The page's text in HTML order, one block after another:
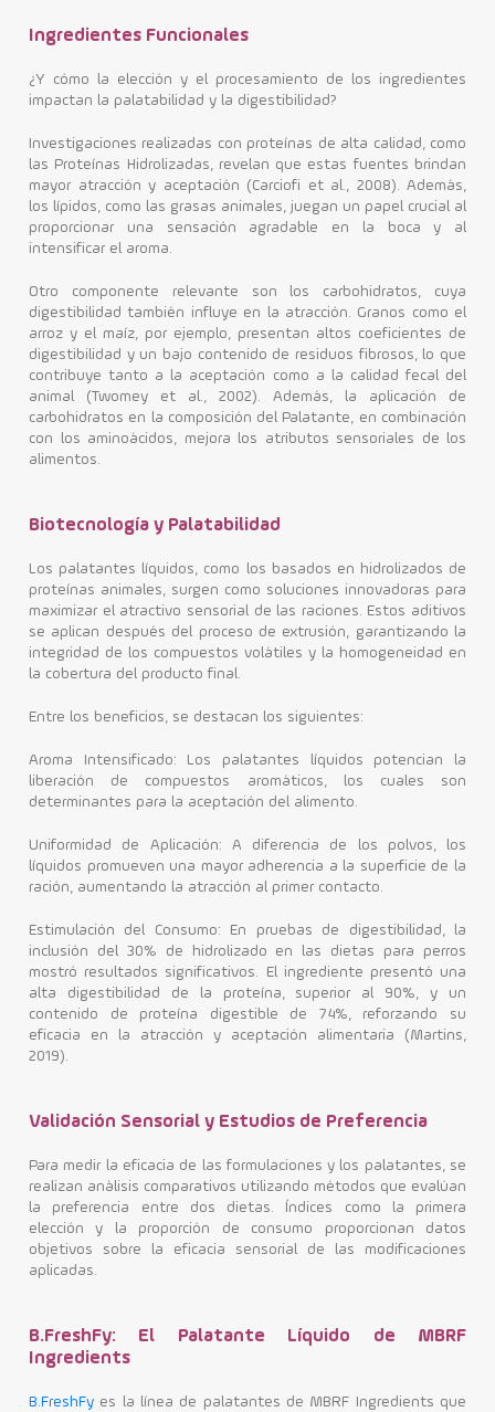
Ingredientes Funcionales
¿Y cómo la elección y el procesamiento de los ingredientes
impactan la palatabilidad y la digestibilidad?
Investigaciones realizadas con proteínas de alta calidad, como
las Proteínas Hidrolizadas, revelan que estas fuentes brindan
mayor atracción y aceptación (Carciofi et al., 2008). Además,
los lípidos, como las grasas animales, juegan un papel crucial al
proporcionar una sensación agradable en la boca y al
intensificar el aroma.
Otro componente relevante son los carbohidratos, cuya
digestibilidad también influye en la atracción. Granos como el
arroz y el maíz, por ejemplo, presentan altos coeficientes de
digestibilidad y un bajo contenido de residuos fibrosos, lo que
contribuye tanto a la aceptación como a la calidad fecal del
animal (Twomey et al., 2002). Además, la aplicación de
carbohidratos en la composición del Palatante, en combinación
con los aminoácidos, mejora los atributos sensoriales de los
alimentos.
Biotecnología y Palatabilidad
Los palatantes líquidos, como los basados en hidrolizados de
proteínas animales, surgen como soluciones innovadoras para
maximizar el atractivo sensorial de las raciones. Estos aditivos
se aplican después del proceso de extrusión, garantizando la
integridad de los compuestos volátiles y la homogeneidad en
la cobertura del producto final.
Entre los beneficios, se destacan los siguientes:
Aroma Intensificado: Los palatantes líquidos potencian la
liberación de compuestos aromáticos, los cuales son
determinantes para la aceptación del alimento.
Uniformidad de Aplicación: A diferencia de los polvos, los
líquidos promueven una mayor adherencia a la superficie de la
ración, aumentando la atracción al primer contacto.
Estimulación del Consumo: En pruebas de digestibilidad, la
inclusión del 30% de hidrolizado en las dietas para perros
mostró resultados significativos. El ingrediente presentó una
alta digestibilidad de la proteína, superior al 90%, y un
contenido de proteína digestible de 74%, reforzando su
eficacia en la atracción y aceptación alimentaria (Martins,
2019).
Validación Sensorial y Estudios de Preferencia
Para medir la eficacia de las formulaciones y los palatantes, se
realizan análisis comparativos utilizando métodos que evalúan
la preferencia entre dos dietas. Índices como la primera
elección y la proporción de consumo proporcionan datos
objetivos sobre la eficacia sensorial de las modificaciones
aplicadas.
B.FreshFy: El Palatante Líquido de MBRF
Ingredients
B.FreshFy es la línea de palatantes de MBRF Ingredients que